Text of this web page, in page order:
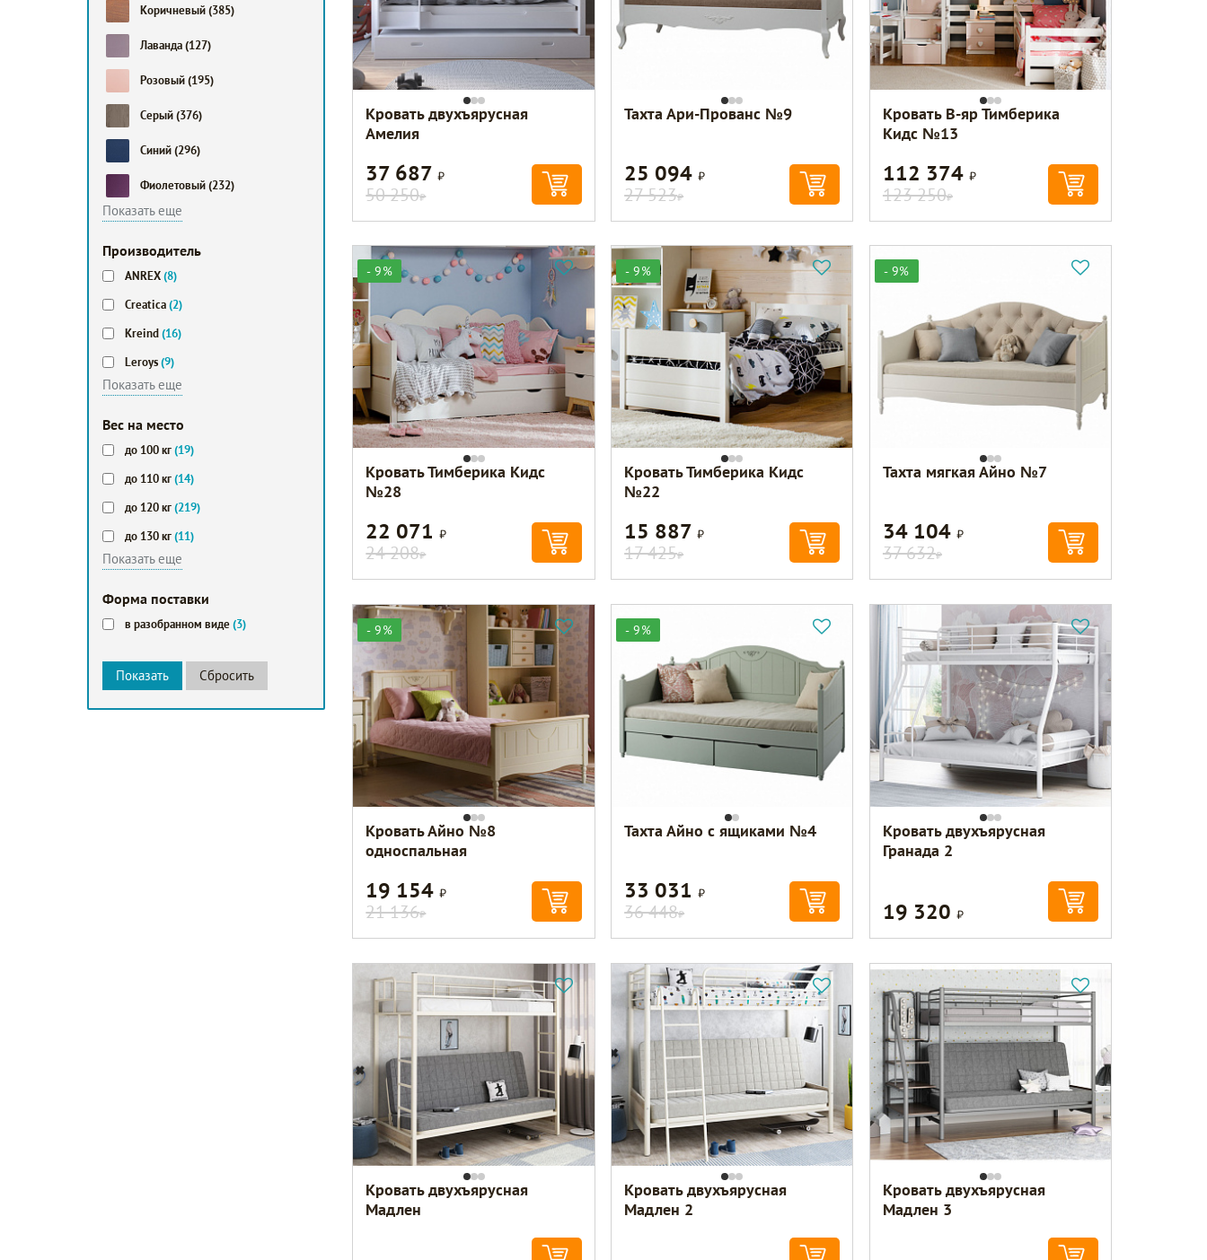
Коричневый(385)
Лаванда(127)
Розовый(195)
Серый(376)
Синий(296)
Фиолетовый(232)
Показать еще
Производитель
ANREX(8)
Creatica(2)
Kreind(16)
Leroys(9)
Показать еще
Вес на место
до 100 кг(19)
до 110 кг(14)
до 120 кг(219)
до 130 кг(11)
Показать еще
Форма поставки
в разобранном виде(3)
Кровать двухъярусная
Амелия
37 687Р
50 250Р
Тахта Ари-Прованс №9
25 094Р
27 523Р
Кровать В-яр Тимберика
Кидс №13
112 374 Р
123 250Р
- 9%
Кровать Тимберика Кидс
№28
22 071Р
24 208Р
- 9%
Кровать Тимберика Кидс
№22
15 887Р
17 425Р
- 9%
Тахта мягкая Айно №7
34 104 Р
37 632Р
- 9%
Кровать Айно №8
односпальная
19 154Р
21 136Р
- 9%
Тахта Айно с ящиками №4
33 031Р
36 448Р
Кровать двухъярусная
Гранада 2
19 320 Р
Кровать двухъярусная
Мадлен
Кровать двухъярусная
Мадлен 2
Кровать двухъярусная
Мадлен 3